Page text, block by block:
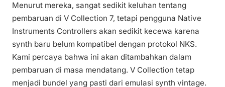
Menurut mereka, sangat sedikit keluhan tentang
pembaruan di V Collection 7, tetapi pengguna Native
Instruments Controllers akan sedikit kecewa karena
synth baru belum kompatibel dengan protokol NKS.
Kami percaya bahwa ini akan ditambahkan dalam
pembaruan di masa mendatang. V Collection tetap
menjadi bundel yang pasti dari emulasi synth vintage.